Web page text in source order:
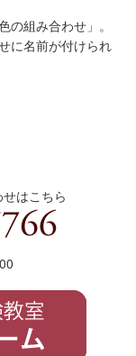
組み合わせ」。
に名前が付けられ
はこちら
00